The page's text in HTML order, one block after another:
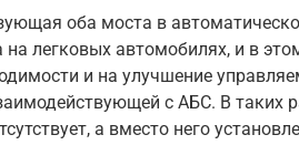
оба моста в
на легковых автомобилях, и в
и на улучшение
с АБС. В таких
а вместо него